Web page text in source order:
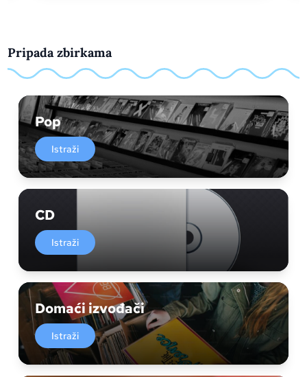
Pripada zbirkama
Pop
Istraži
CD
Istraži
Domaći izvođači
Istraži